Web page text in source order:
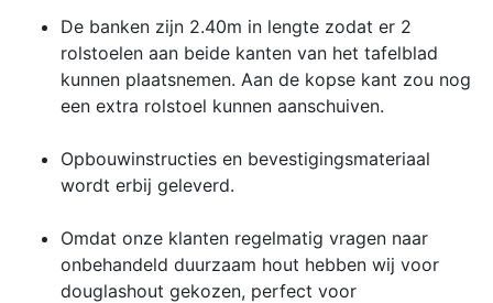
De banken zijn 2.40m in lengte zodat er 2
rolstoelen aan beide kanten van het tafelblad
kunnen plaatsnemen. Aan de kopse kant zou nog
een extra rolstoel kunnen aanschuiven.
Opbouwinstructies en bevestigingsmateriaal
wordt erbij geleverd.
Omdat onze klanten regelmatig vragen naar
onbehandeld duurzaam hout hebben wij voor
douglashout gekozen, perfect voor